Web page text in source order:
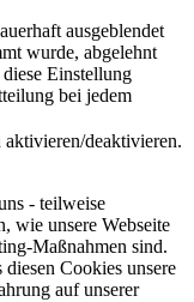
ausgeblendet
wurde, abgelehnt
Einstellung
bei jedem
deaktivieren.
- teilweise
wie unsere Webseite
Maßnahmen sind.
Cookies unsere
auf unserer